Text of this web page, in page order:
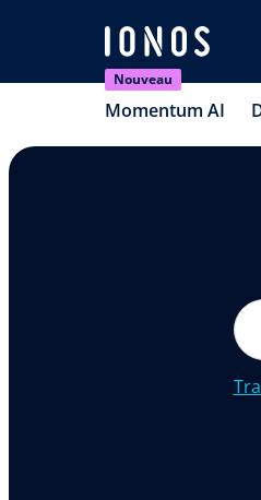
Nouveau
Momentum AI